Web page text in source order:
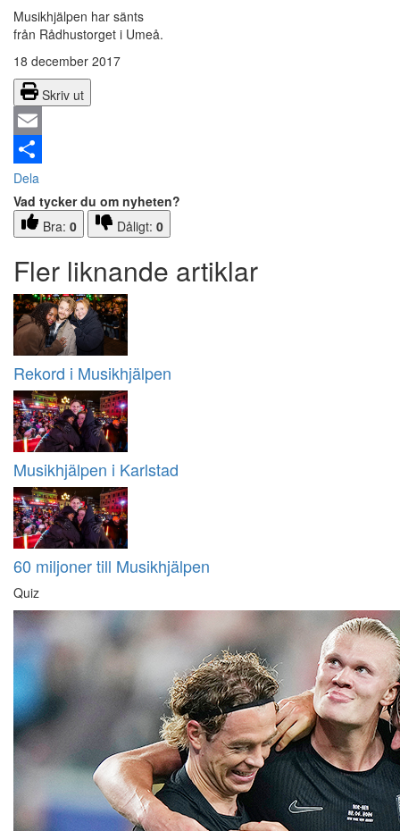
Musikhjälpen har sänts
från Rådhustorget i Umeå.
18 december 2017
Skriv ut
Email
Dela
Vad tycker du om nyheten?
Bra: 0 Dåligt: 0
Fler liknande artiklar
Rekord i Musikhjälpen
Musikhjälpen i Karlstad
60 miljoner till Musikhjälpen
Quiz